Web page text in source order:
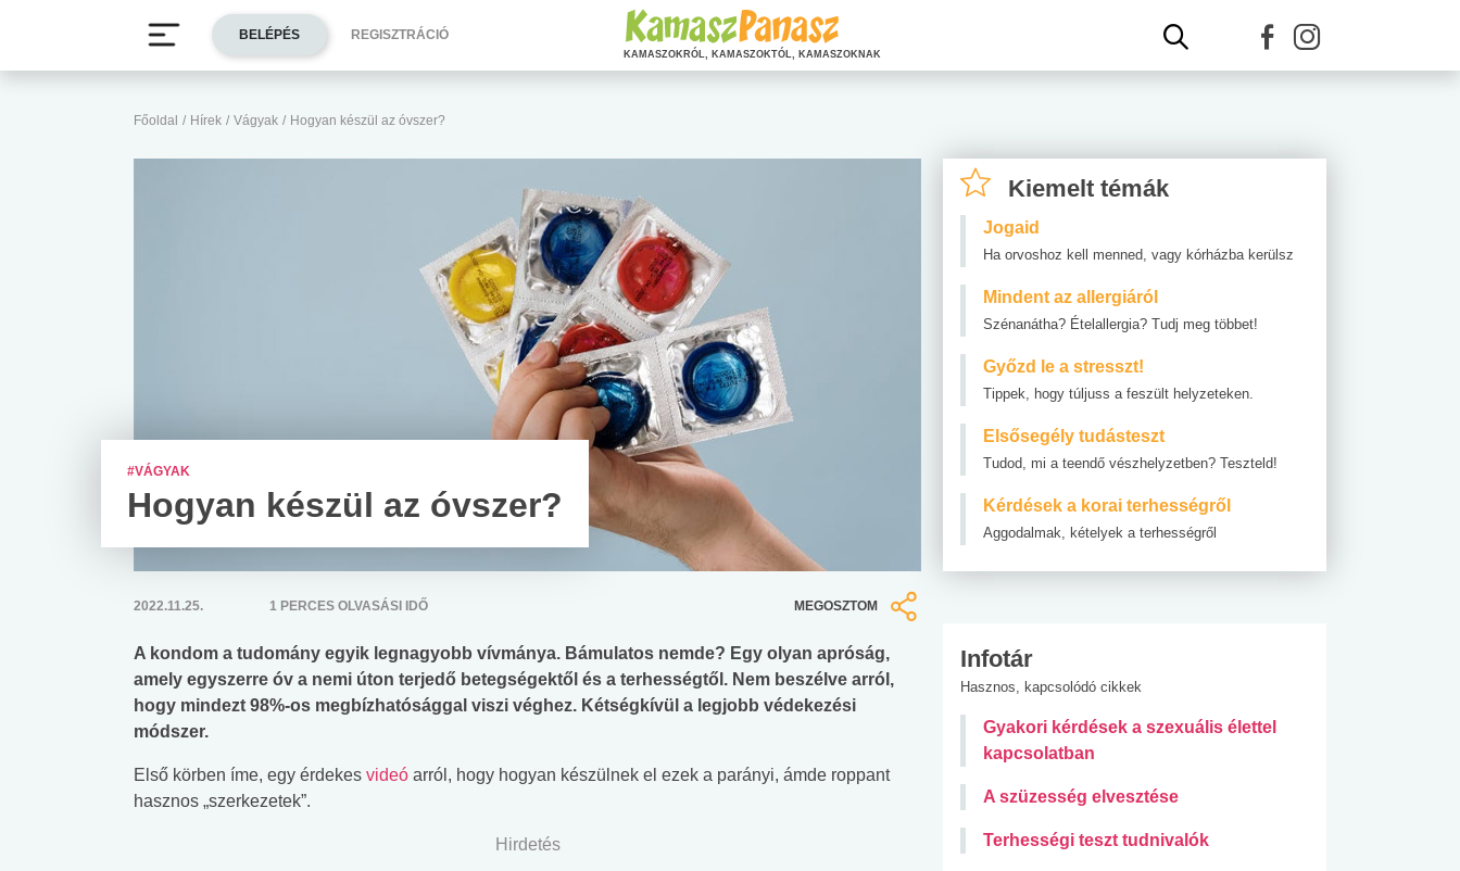
Főoldal / Hírek / Vágyak / Hogyan készül az óvszer?
#VÁGYAK
Hogyan készül az óvszer?
2022.11.25. 1 PERCES OLVASÁSI IDŐ MEGOSZTOM
A kondom a tudomány egyik legnagyobb vívmánya. Bámulatos nemde? Egy olyan apróság,
amely egyszerre óv a nemi úton terjedő betegségektől és a terhességtől. Nem beszélve arról,
hogy mindezt 98%-os megbízhatósággal viszi véghez. Kétségkívül a legjobb védekezési
módszer.
Első körben íme, egy érdekes videó arról, hogy hogyan készülnek el ezek a parányi, ámde roppant
hasznos „szerkezetek”.
Hirdetés
Kiemelt témák
Jogaid
Ha orvoshoz kell menned, vagy kórházba kerülsz
Mindent az allergiáról
Szénanátha? Ételallergia? Tudj meg többet!
Győzd le a stresszt!
Tippek, hogy túljuss a feszült helyzeteken.
Elsősegély tudásteszt
Tudod, mi a teendő vészhelyzetben? Teszteld!
Kérdések a korai terhességről
Aggodalmak, kételyek a terhességről
Infotár
Hasznos, kapcsolódó cikkek
Gyakori kérdések a szexuális élettel
kapcsolatban
A szüzesség elvesztése
Terhességi teszt tudnivalók
BELÉPÉS REGISZTRÁCIÓ
KAMASZOKRÓL, KAMASZOKTÓL, KAMASZOKNAK